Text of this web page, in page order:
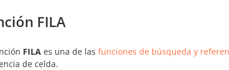
FILA
FILA es una de las funciones de búsqueda y
de celda.